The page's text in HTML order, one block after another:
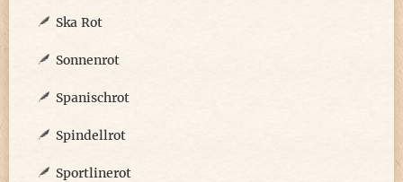
Ska Rot
Sonnenrot
Spanischrot
Spindellrot
Sportlinerot